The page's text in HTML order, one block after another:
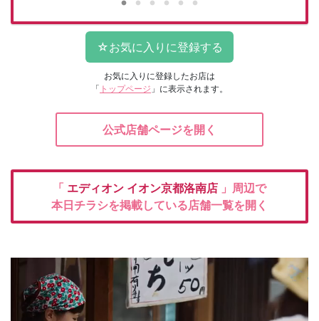
お気に入りに登録したお店は
「 トップページ 」に表示されます。
公式店舗ページを開く
「 エディオン イオン京都洛南店 」周辺で
本日チラシを掲載している店舗一覧を開く